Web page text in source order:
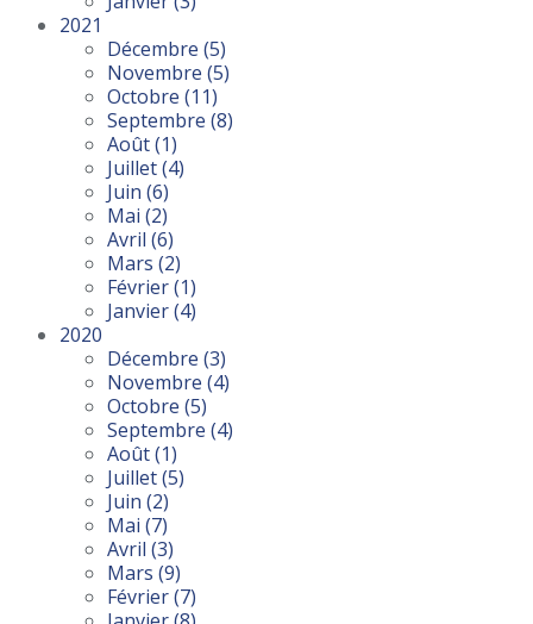
2021
Décembre (5)
Novembre (5)
Octobre (11)
Septembre (8)
Août(1)
Juillet(4)
Juin (6)
Mai (2)
Avril (6)
Mars (2)
Février(1)
Janvier(4)
2020
Décembre (3)
Novembre (4)
Octobre (5)
Septembre (4)
Août(1)
Juillet(5)
Juin (2)
Mai (7)
Avril (3)
Mars (9)
Février(7)